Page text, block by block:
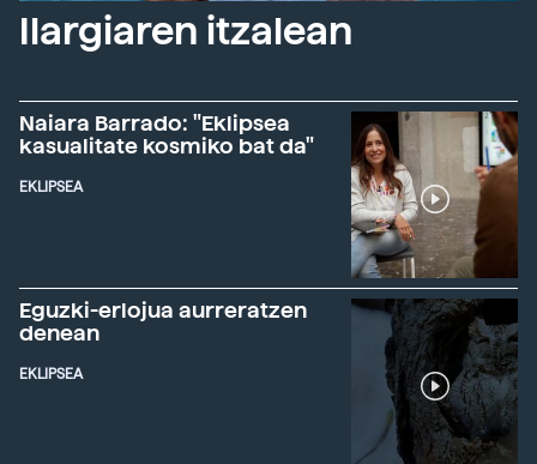
Ilargiaren itzalean
Naiara Barrado: "Eklipsea
kasualitate kosmiko bat da"
EKLIPSEA
Eguzki-erlojua aurreratzen
denean
EKLIPSEA